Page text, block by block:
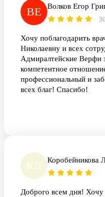
ВЕ Волков Егор
Хочу поблагодарить
Николаевну и всех
Адмиралтейские Верфи
компетентное
профессиональный и
всех благ! Спасибо!
КЛ Коробейникова
Доброго всем дня! Хочу